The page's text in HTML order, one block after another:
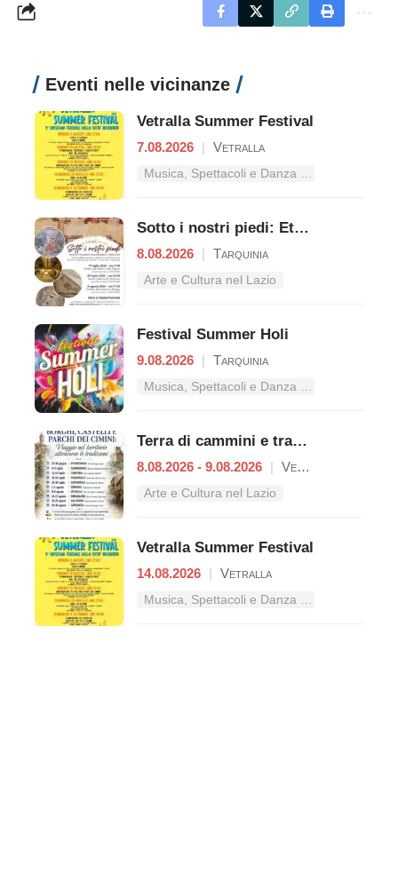
Eventi nelle vicinanze
Vetralla Summer Festival
7.08.2026 | Vetralla
Musica, Spettacoli e Danza nel Lazio
Sotto i nostri piedi: Etruschi e Romani raccontano il territori
8.08.2026 | Tarquinia
Arte e Cultura nel Lazio
Festival Summer Holi
9.08.2026 | Tarquinia
Musica, Spettacoli e Danza nel Lazio
Terra di cammini e tradizioni
8.08.2026 - 9.08.2026 | Vetralla
Arte e Cultura nel Lazio
Vetralla Summer Festival
14.08.2026 | Vetralla
Musica, Spettacoli e Danza nel Lazio